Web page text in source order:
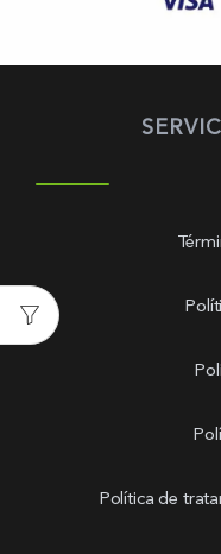
Política de